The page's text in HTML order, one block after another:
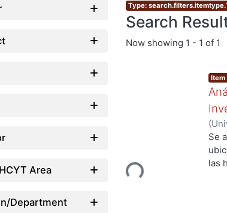
Area
Department
Type:
Search
Now showing 1 - 1 of 1
Loading...
Item
(
de
Se
las